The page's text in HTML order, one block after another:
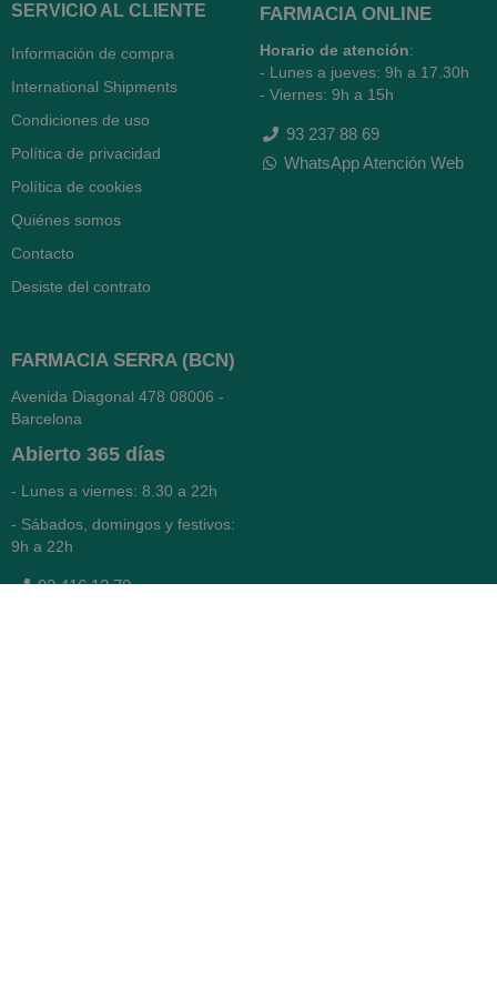
SERVICIO AL CLIENTE
Información de compra
International Shipments
Condiciones de uso
Política de privacidad
Política de cookies
Quiénes somos
Contacto
Desiste del contrato
FARMACIA ONLINE
Horario de atención:
- Lunes a jueves: 9h a 17.30h
- Viernes: 9h a 15h
93 237 88 69
WhatsApp Atención Web
FARMACIA SERRA (BCN)
Avenida Diagonal 478 08006 -
Barcelona
Abierto 365 días
- Lunes a viernes: 8.30 a 22h
- Sábados, domingos y festivos:
9h a 22h
93 416 12 70